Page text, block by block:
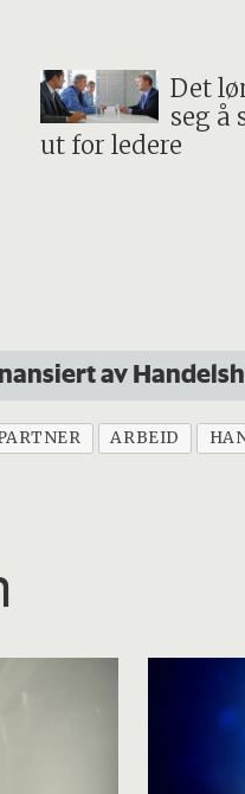
Det
seg å
ut for ledere
av
ARBEID